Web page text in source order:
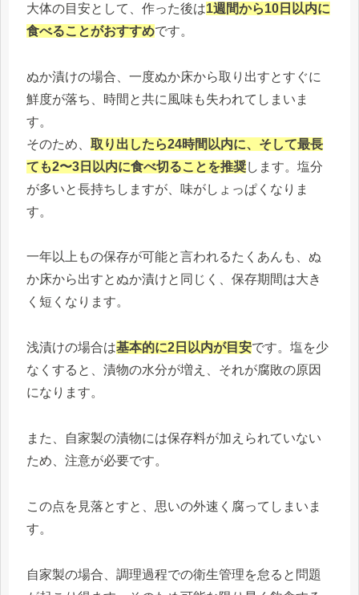
大体の目安として、作った後は1週間から10日以内に
食べることがおすすめです。
ぬか漬けの場合、一度ぬか床から取り出すとすぐに
鮮度が落ち、時間と共に風味も失われてしまいま
す。
そのため、 取り出したら24時間以内に、そして最長
ても2〜3日以内に食べ切ることを推奨します。塩分
が多いと長持ちしますが、味がしょっぱくなりま
す。
一年以上もの保存が可能と言われるたくあんも、ぬ
か床から出すとぬか漬けと同じく、保存期間は大き
く短くなります。
浅漬けの場合は基本的に2日以内が目安です。塩を少
なくすると、漬物の水分が増え、それが腐敗の原因
になります。
また、自家製の漬物には保存料が加えられていない
ため、注意が必要です。
この点を見落とすと、思いの外速く腐ってしまいま
す。
自家製の場合、調理過程での衛生管理を怠ると問題